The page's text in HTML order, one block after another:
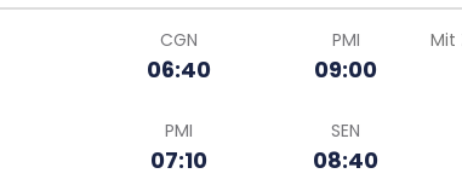
CGN
06:40
PMI
09:00
Mit
PMI
07:10
SEN
08:40